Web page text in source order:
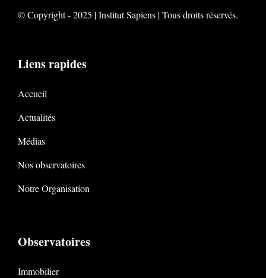
© Copyright - 2025 | Institut Sapiens | Tous droits réservés.
Liens rapides
Accueil
Actualités
Médias
Nos observatoires
Notre Organisation
Observatoires
Immobilier